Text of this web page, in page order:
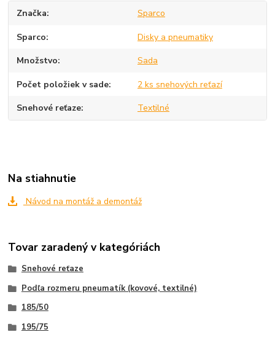
Značka Sparco
Sparco Disky a pneumatiky
Množstvo Sada
Počet položiek v sade 2 ks snehových reťazí
Snehové reťaze Textilné
Na stiahnutie
Návod na montáž a demontáž
Tovar zaradený v kategóriách
Snehové reťaze
Podľa rozmeru pneumatík (kovové, textilné)
185/50
195/75